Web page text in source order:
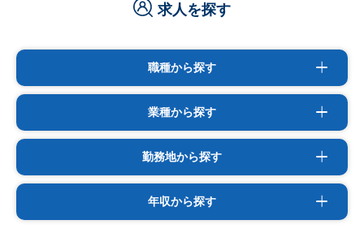
求人を探す
職種から探す
業種から探す
勤務地から探す
年収から探す